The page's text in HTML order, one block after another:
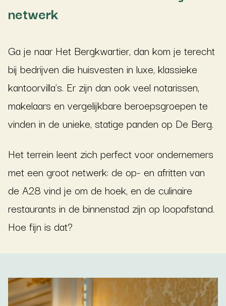
netwerk
Ga je naar Het Bergkwartier, dan kom je terecht
bij bedrijven die huisvesten in luxe, klassieke
kantoorvilla’s. Er zijn dan ook veel notarissen,
makelaars en vergelijkbare beroepsgroepen te
vinden in de unieke, statige panden op De Berg.
Het terrein leent zich perfect voor ondernemers
met een groot netwerk: de op- en afritten van
de A28 vind je om de hoek, en de culinaire
restaurants in de binnenstad zijn op loopafstand.
Hoe fijn is dat?